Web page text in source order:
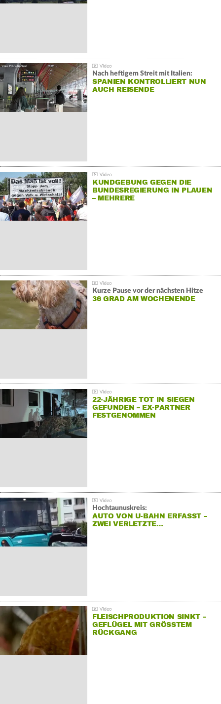
Nach heftigem Streit mit Italien:
SPANIEN KONTROLLIERT NUN
AUCH REISENDE
KUNDGEBUNG GEGEN DIE
BUNDESREGIERUNG IN PLAUEN
– MEHRERE
Kurze Pause vor der nächsten Hitze
36 GRAD AM WOCHENENDE
22-JÄHRIGE TOT IN SIEGEN
GEFUNDEN – EX-PARTNER
FESTGENOMMEN
Hochtaunuskreis:
AUTO VON U-BAHN ERFASST –
ZWEI VERLETZTE…
FLEISCHPRODUKTION SINKT –
GEFLÜGEL MIT GRÖSSTEM R
ÜCKGANG